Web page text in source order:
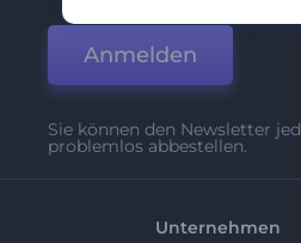
Anmelden
Sie können den Newsletter
problemlos abbestellen.
Unternehmen